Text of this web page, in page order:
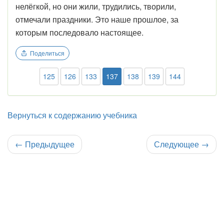
нелёгкой, но они жили, трудились, творили,
отмечали праздники. Это наше прошлое, за
которым последовало настоящее.
Поделиться
125 126 133 137 138 139 144
Вернуться к содержанию учебника
← Предыдущее Следующее →